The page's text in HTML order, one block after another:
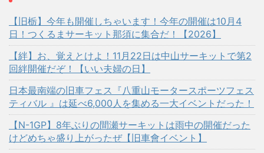
【旧栃】今年も開催しちゃいます！今年の開催は10月4
日！つくるまサーキット那須に集合だ！【2026】
【絆】お、覚えとけよ！11月22日は中山サーキットで第2
回絆開催だぞ！【いい夫婦の日】
日本最南端の旧車フェス『八重山モータースポーツフェス
ティバル 』は延べ6,000人を集める一大イベントだった！
【N-1GP】8年ぶりの間瀬サーキットは雨中の開催だった
けどめちゃ盛り上がったぜ【旧車會イベント】